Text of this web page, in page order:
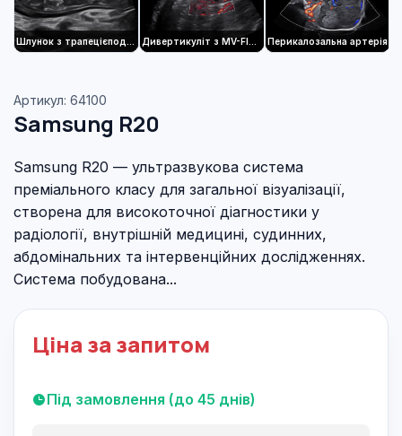
Перикалозальна артерія
Артикул: 64100
Samsung R20
Samsung R20 — ультразвукова система
преміального класу для загальної візуалізації,
створена для високоточної діагностики у
радіології, внутрішній медицині, судинних,
абдомінальних та інтервенційних дослідженнях.
Система побудована...
Ціна за запитом
Під замовлення (до 45 днів)